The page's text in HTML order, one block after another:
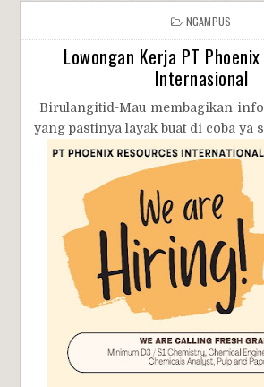
NGAMPUS
Lowongan Kerja PT
Internasional
Birulangitid-Mau membagikan
yang pastinya layak buat di coba ya